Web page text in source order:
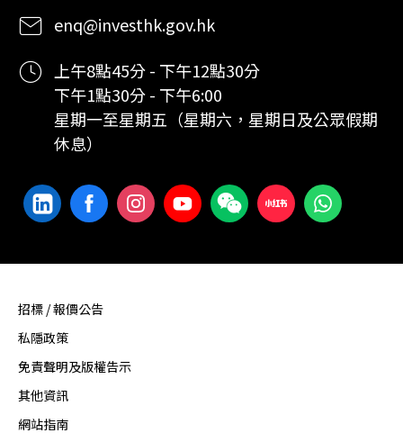
enq@investhk.gov.hk
上午8點45分 - 下午12點30分
下午1點30分 - 下午6:00
星期一至星期五（星期六，星期日及公眾假期
休息）
招標 / 報價公告
私隱政策
免責聲明及版權告示
其他資訊
網站指南